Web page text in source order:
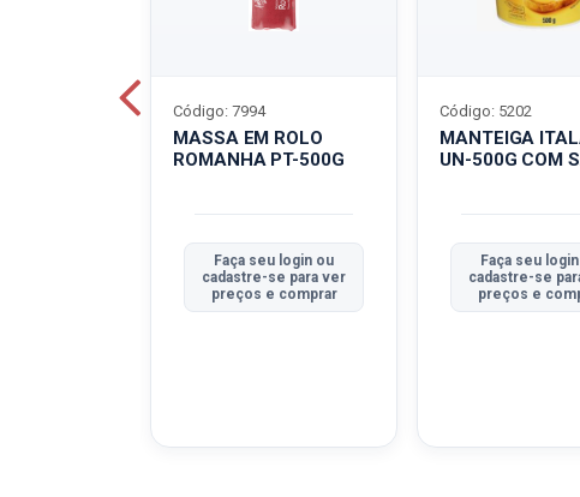
MASSA EM ROLO
ROMANHA PT-500G
Código: 7994
Faça seu login ou
cadastre-se para ver
preços e comprar
MANTEIGA
UN-500G COM
Código: 5202
Faça seu
cadastre-se
preços e